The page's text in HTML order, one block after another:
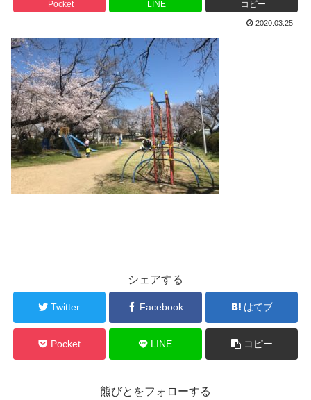
Pocket LINE コピー
2020.03.25
シェアする
Twitter Facebook はてブ
Pocket LINE コピー
熊びとをフォローする